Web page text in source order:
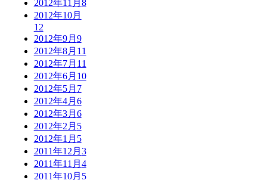
2012年11月 8
2012年10月
12
2012年9月 9
2012年8月 11
2012年7月 11
2012年6月 10
2012年5月 7
2012年4月 6
2012年3月 6
2012年2月 5
2012年1月 5
2011年12月 3
2011年11月 4
2011年10月 5